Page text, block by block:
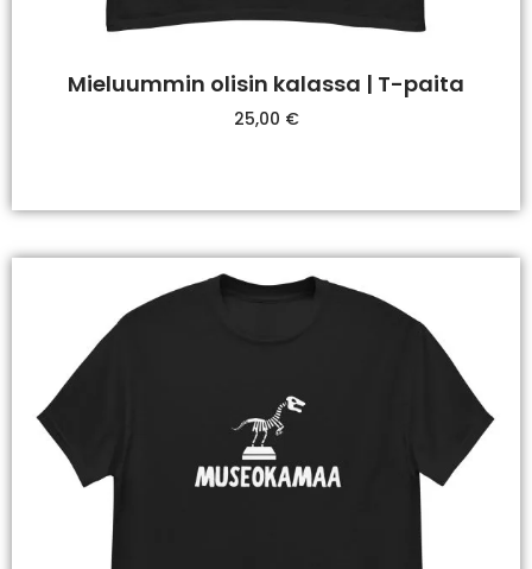
Mieluummin olisin kalassa | T-paita
25,00 €